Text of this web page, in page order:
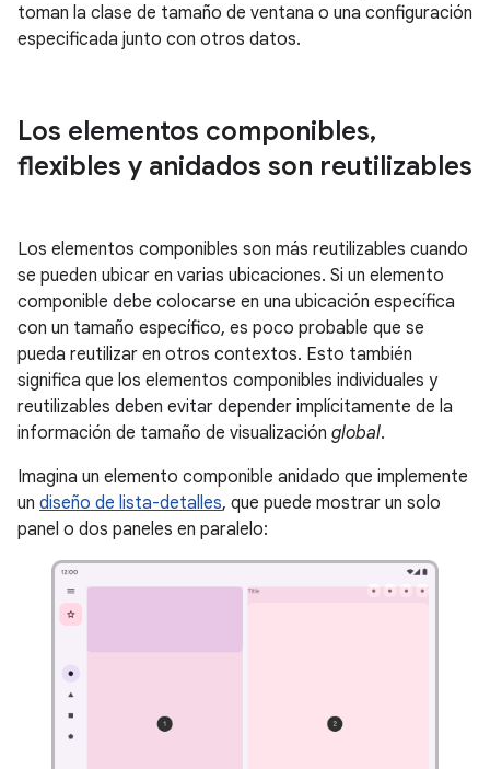
toman la clase de tamaño de ventana o una configuración
especificada junto con otros datos.
Los elementos componibles,
flexibles y anidados son reutilizables
Los elementos componibles son más reutilizables cuando
se pueden ubicar en varias ubicaciones. Si un elemento
componible debe colocarse en una ubicación específica
con un tamaño específico, es poco probable que se
pueda reutilizar en otros contextos. Esto también
significa que los elementos componibles individuales y
reutilizables deben evitar depender implícitamente de la
información de tamaño de visualización global.
Imagina un elemento componible anidado que implemente
un diseño de lista-detalles, que puede mostrar un solo
panel o dos paneles en paralelo: